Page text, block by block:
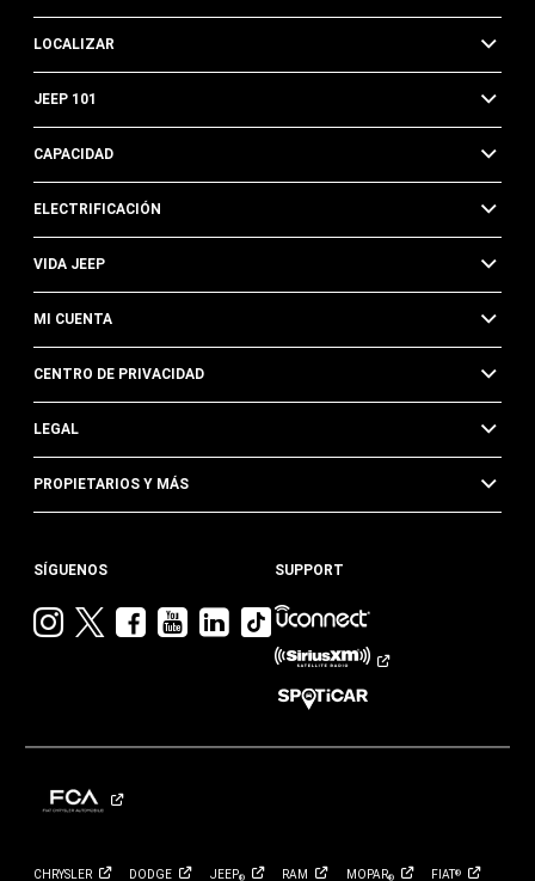
LOCALIZAR
JEEP 101
CAPACIDAD
ELECTRIFICACIÓN
VIDA JEEP
MI CUENTA
CENTRO DE PRIVACIDAD
LEGAL
PROPIETARIOS Y MÁS
SÍGUENOS
VisitaVisitaVisitaVisita
YouTube
Visita
Jeep
Linkedin
Visita
Jeep
en
TikTok
SUPPORT
CHRYSLER DODGE JEEP® RAM MOPAR® FIAT®